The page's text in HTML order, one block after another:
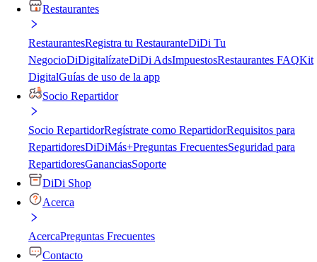
Restaurantes
RestaurantesRegistra tu RestauranteDiDi Tu
NegocioDiDigitalízateDiDi AdsImpuestosRestaurantes FAQKit
DigitalGuías de uso de la app
Socio Repartidor
Socio RepartidorRegístrate como RepartidorRequisitos para
RepartidoresDiDiMás+Preguntas FrecuentesSeguridad para
RepartidoresGananciasSoporte
DiDi Shop
Acerca
AcercaPreguntas Frecuentes
Contacto